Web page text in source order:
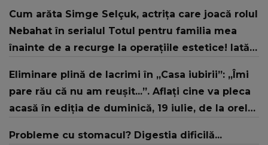
strategic de..."
Cum arăta Simge Selçuk, actrița care joacă rolul
Nebahat în serialul Totul pentru familia mea
înainte de a recurge la operațiile estetice! Iată
„Tinerețe rebelă”
Eliminare plină de lacrimi în „Casa iubirii”: „Îmi
pare rău că nu am reușit...”. Aflați cine va pleca
acasă în ediția de duminică, 19 iulie, de la orele
Probleme cu stomacul? Digestia dificilă...